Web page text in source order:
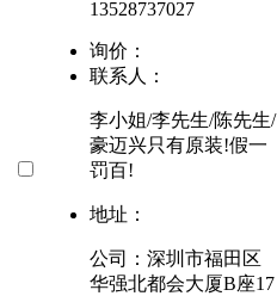
13528737027
询价：
联系人：
李小姐/李先生/陈先生/
豪迈兴只有原装!假一
罚百!
地址：
公司：深圳市福田区
华强北都会大厦B座17